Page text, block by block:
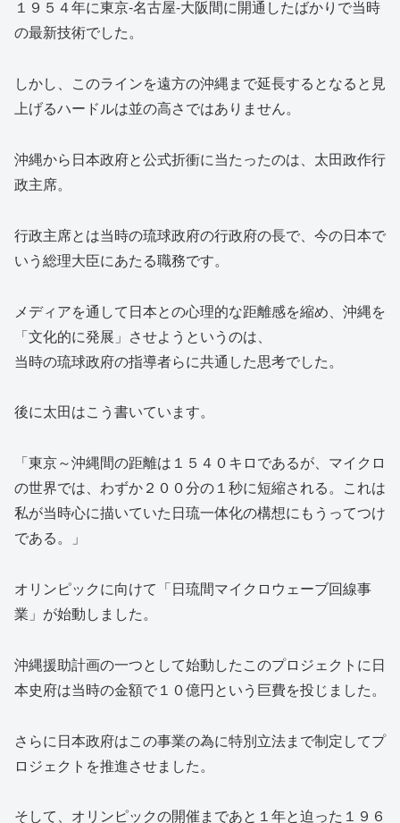
１９５４年に東京-名古屋-大阪間に開通したばかりで当時
の最新技術でした。
しかし、このラインを遠方の沖縄まで延長するとなると見
上げるハードルは並の高さではありません。
沖縄から日本政府と公式折衝に当たったのは、太田政作行
政主席。
行政主席とは当時の琉球政府の行政府の長で、今の日本で
いう総理大臣にあたる職務です。
メディアを通して日本との心理的な距離感を縮め、沖縄を
「文化的に発展」させようというのは、
当時の琉球政府の指導者らに共通した思考でした。
後に太田はこう書いています。
「東京～沖縄間の距離は１５４０キロであるが、マイクロ
の世界では、わずか２００分の１秒に短縮される。これは
私が当時心に描いていた日琉一体化の構想にもうってつけ
である。」
オリンピックに向けて「日琉間マイクロウェーブ回線事
業」が始動しました。
沖縄援助計画の一つとして始動したこのプロジェクトに日
本史府は当時の金額で１０億円という巨費を投じました。
さらに日本政府はこの事業の為に特別立法まで制定してプ
ロジェクトを推進させました。
そして、オリンピックの開催まであと１年と迫った１９６